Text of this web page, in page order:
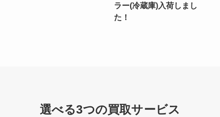
ラー(冷蔵庫)入荷しまし
た！
選べる3つの買取サービス